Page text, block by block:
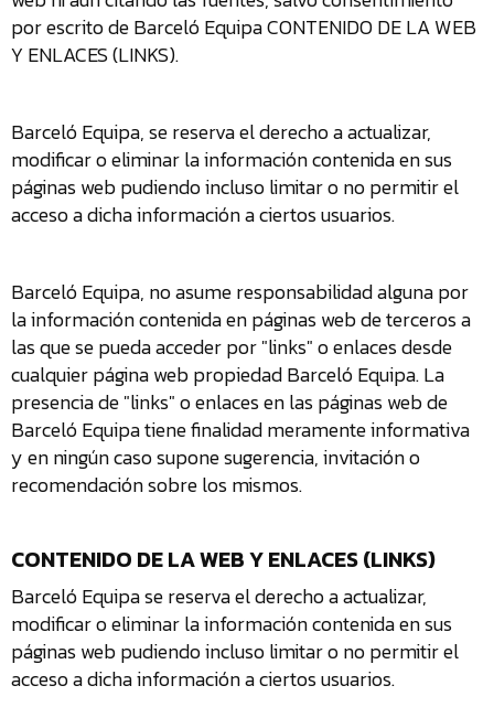
por escrito de Barceló Equipa CONTENIDO DE LA WEB
Y ENLACES (LINKS).
Barceló Equipa, se reserva el derecho a actualizar,
modificar o eliminar la información contenida en sus
páginas web pudiendo incluso limitar o no permitir el
acceso a dicha información a ciertos usuarios.
Barceló Equipa, no asume responsabilidad alguna por
la información contenida en páginas web de terceros a
las que se pueda acceder por "links" o enlaces desde
cualquier página web propiedad Barceló Equipa. La
presencia de "links" o enlaces en las páginas web de
Barceló Equipa tiene finalidad meramente informativa
y en ningún caso supone sugerencia, invitación o
recomendación sobre los mismos.
CONTENIDO DE LA WEB Y ENLACES (LINKS)
Barceló Equipa se reserva el derecho a actualizar,
modificar o eliminar la información contenida en sus
páginas web pudiendo incluso limitar o no permitir el
acceso a dicha información a ciertos usuarios.